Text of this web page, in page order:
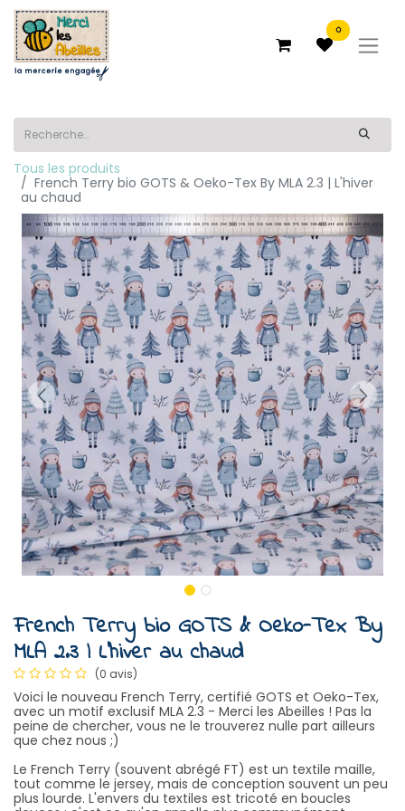
0
Tous les produits
French Terry bio GOTS & Oeko-Tex By MLA 2.3 | L'hiver
au chaud
French Terry bio GOTS & Oeko-Tex By
MLA 2.3 | L'hiver au chaud
(0 avis)
Voici le nouveau French Terry, certifié GOTS et Oeko-Tex,
avec un motif exclusif MLA 2.3 - Merci les Abeilles ! Pas la
peine de chercher, vous ne le trouverez nulle part ailleurs
que chez nous ;)
Le French Terry (souvent abrégé FT) est un textile maille,
tout comme le jersey, mais de conception souvent un peu
plus lourde. L'envers du textiles est tricoté en boucles